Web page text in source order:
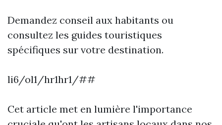
Demandez conseil aux habitants ou
consultez les guides touristiques
spécifiques sur votre destination.
li6/ol1/hr1hr1/##
Cet article met en lumière l'importance